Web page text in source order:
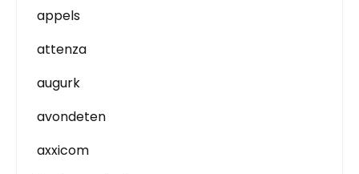
appels
attenza
augurk
avondeten
axxicom